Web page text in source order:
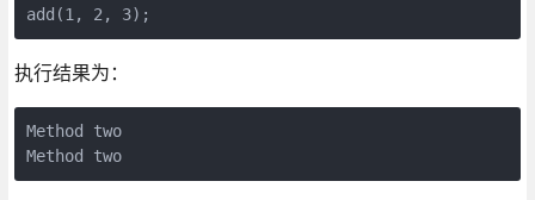
add(1, 2, 3);
执行结果为：
Method two
Method two